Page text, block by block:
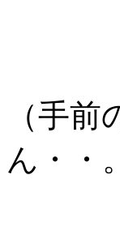
（手
ん・・